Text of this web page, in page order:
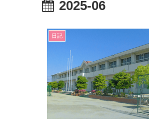
2025-06
日記